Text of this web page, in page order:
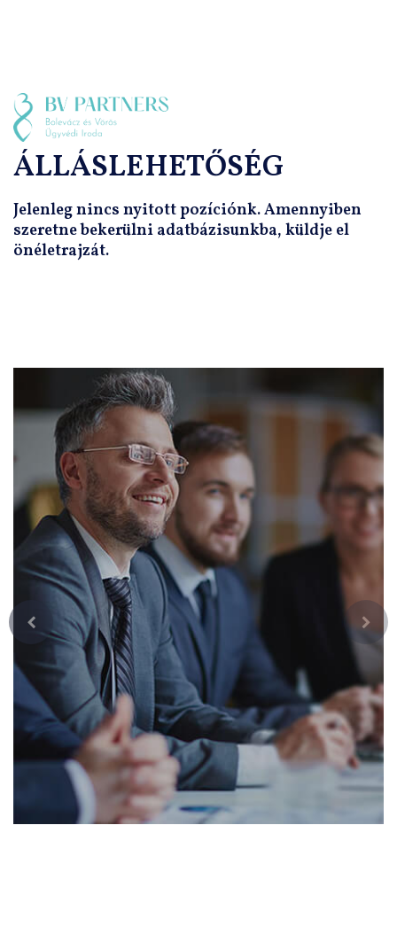
ÁLLÁSLEHETŐSÉG
Jelenleg nincs nyitott pozíciónk. Amennyiben
szeretne bekerülni adatbázisunkba, küldje el
önéletrajzát.